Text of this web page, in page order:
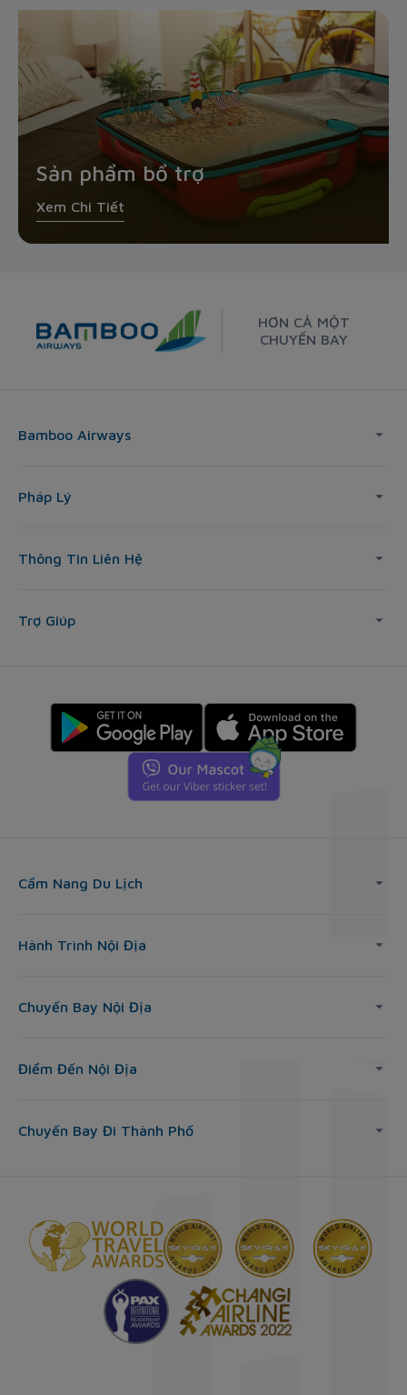
Sản phẩm bổ trợ
Xem Chi Tiết
HƠN CẢ MỘT
CHUYẾN BAY
Bamboo Airways
Pháp Lý
Thông Tin Liên Hệ
Trợ Giúp
Cẩm Nang Du Lịch
Hành Trình Nội Địa
Chuyến Bay Nội Địa
Điểm Đến Nội Địa
Chuyến Bay Đi Thành Phố